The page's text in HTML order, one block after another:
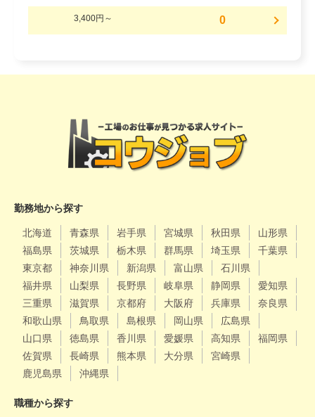
3,400円～ 0
勤務地から探す
北海道 青森県 岩手県 宮城県 秋田県
山形県
福島県
茨城県 栃木県 群馬県 埼玉県
千葉県
東京都
神奈川県 新潟県 富山県
石川県
福井県
山梨県 長野県 岐阜県 静岡県
愛知県
三重県
滋賀県 京都府 大阪府 兵庫県
奈良県
和歌山県
鳥取県 島根県 岡山県
広島県
山口県
徳島県 香川県 愛媛県 高知県
福岡県
佐賀県
長崎県 熊本県 大分県
宮崎県
鹿児島県
沖縄県
職種から探す